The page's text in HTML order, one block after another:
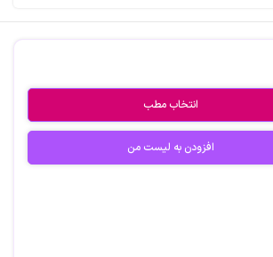
انتخاب مطب
افزودن به لیست من